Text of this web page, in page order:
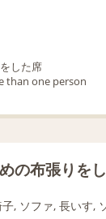
した席
than one person
の布張りを
, ソファ, 長いす,